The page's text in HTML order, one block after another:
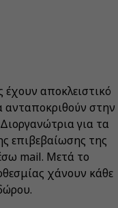
έχουν αποκλειστικό
ανταποκριθούν στην
για τα
επιβεβαίωσης της
mail. Μετά το
χάνουν κάθε